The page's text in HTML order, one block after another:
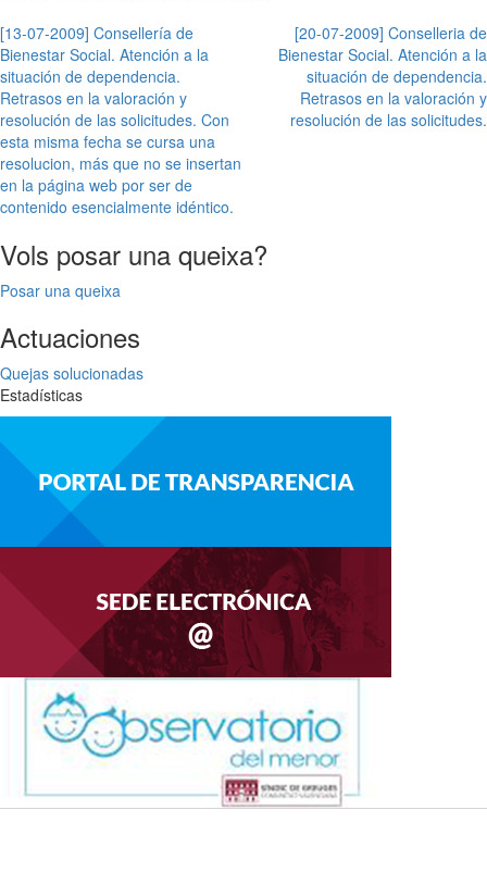
Post
navigation
[13-07-2009] Consellería de
Bienestar Social. Atención a la
situación de dependencia.
Retrasos en la valoración y
resolución de las solicitudes. Con
esta misma fecha se cursa una
resolucion, más que no se insertan
en la página web por ser de
contenido esencialmente idéntico.
[20-07-2009] Conselleria de
Bienestar Social. Atención a la
situación de dependencia.
Retrasos en la valoración y
resolución de las solicitudes.
Vols posar una queixa?
Posar una queixa
Actuaciones
Quejas solucionadas
Estadísticas